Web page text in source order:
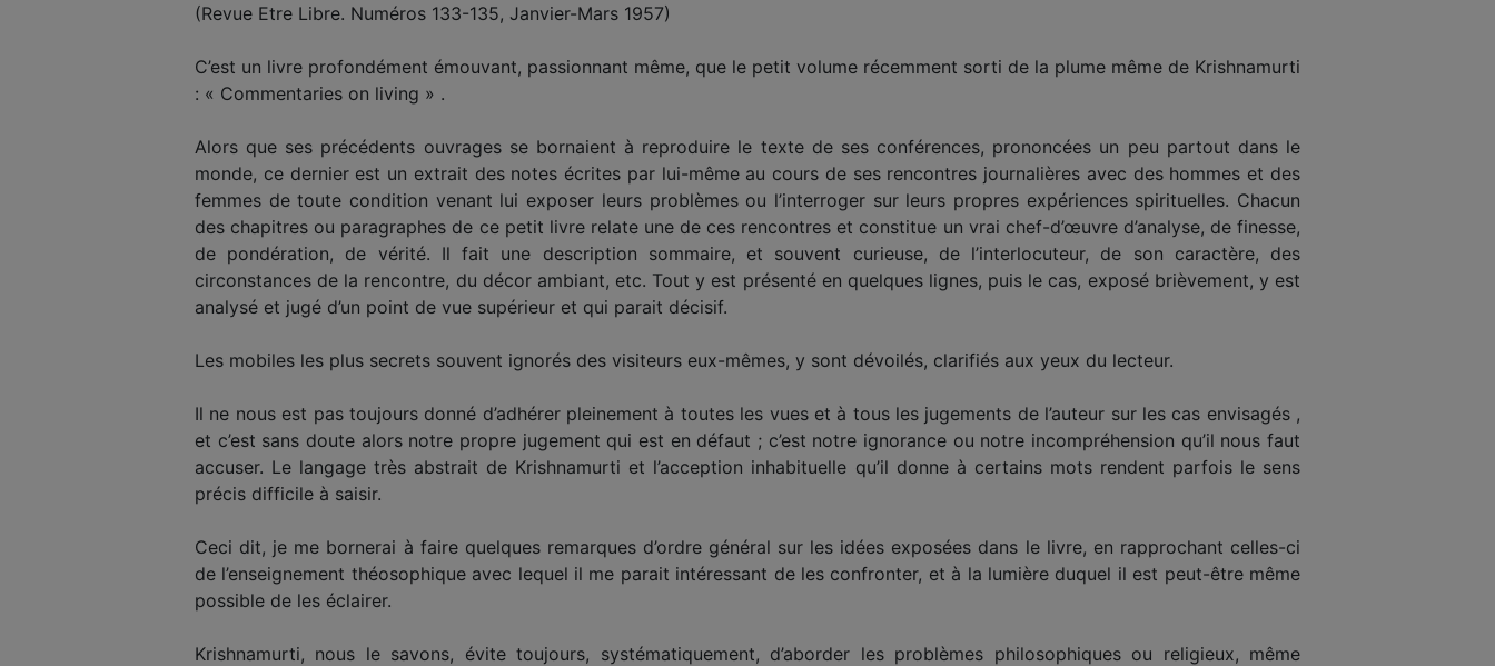
(Revue Etre Libre. Numéros 133-135, Janvier-Mars 1957)
C’est un livre profondément émouvant, passionnant même, que le petit volume récemment sorti de la plume même de Krishnamurti
: « Commentaries on living » .
Alors que ses précédents ouvrages se bornaient à reproduire le texte de ses conférences, prononcées un peu partout dans le
monde, ce dernier est un extrait des notes écrites par lui-même au cours de ses rencontres journalières avec des hommes et des
femmes de toute condition venant lui exposer leurs problèmes ou l’interroger sur leurs propres expériences spirituelles. Chacun
des chapitres ou paragraphes de ce petit livre relate une de ces rencontres et constitue un vrai chef-d’œuvre d’analyse, de finesse,
de pondération, de vérité. Il fait une description sommaire, et souvent curieuse, de l’interlocuteur, de son caractère, des
circonstances de la rencontre, du décor ambiant, etc. Tout y est présenté en quelques lignes, puis le cas, exposé brièvement, y est
analysé et jugé d’un point de vue supérieur et qui parait décisif.
Les mobiles les plus secrets souvent ignorés des visiteurs eux-mêmes, y sont dévoilés, clarifiés aux yeux du lecteur.
Il ne nous est pas toujours donné d’adhérer pleinement à toutes les vues et à tous les jugements de l’auteur sur les cas envisagés ,
et c’est sans doute alors notre propre jugement qui est en défaut ; c’est notre ignorance ou notre incompréhension qu’il nous faut
accuser. Le langage très abstrait de Krishnamurti et l’acception inhabituelle qu’il donne à certains mots rendent parfois le sens
précis difficile à saisir.
Ceci dit, je me bornerai à faire quelques remarques d’ordre général sur les idées exposées dans le livre, en rapprochant celles-ci
de l’enseignement théosophique avec lequel il me parait intéressant de les confronter, et à la lumière duquel il est peut-être même
possible de les éclairer.
Krishnamurti, nous le savons, évite toujours, systématiquement, d’aborder les problèmes philosophiques ou religieux, même